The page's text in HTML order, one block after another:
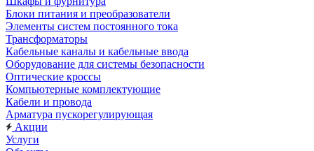
Блоки питания и преобразователи
Элементы систем постоянного тока
Трансформаторы
Кабельные каналы и кабельные ввода
Оборудование для системы безопасности
Оптические кроссы
Компьютерные комплектующие
Кабели и провода
Арматура пускорегулирующая
Акции
Услуги